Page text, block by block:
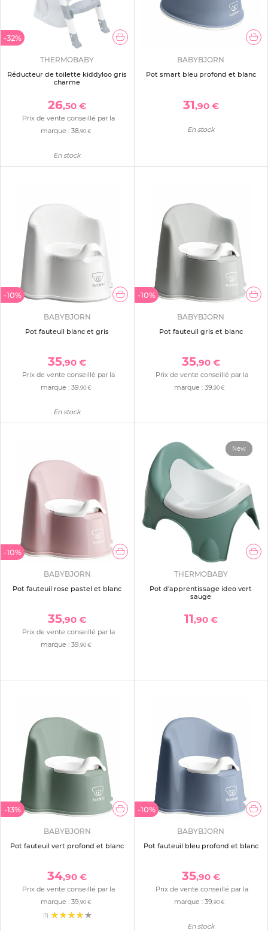
-32%
THERMOBABY
Réducteur de toilette kiddyloo gris
charme
26,50 €
Prix de vente conseillé par la
marque : 38,90 €
En stock
BABYBJORN
Pot smart bleu profond et blanc
31,90 €
En stock
-10%
BABYBJORN
Pot fauteuil blanc et gris
35,90 €
Prix de vente conseillé par la
marque : 39,90 €
En stock
-10%
BABYBJORN
Pot fauteuil gris et blanc
35,90 €
Prix de vente conseillé par la
marque :39,90 €
-10%
BABYBJORN
Pot fauteuil rose pastel et blanc
35,90 €
Prix de vente conseillé par la
marque : 39,90 €
New
THERMOBABY
Pot d'apprentissage ideo vert
sauge
11,90 €
-13%
BABYBJORN
Pot fauteuil vert profond et blanc
34,90 €
Prix de vente conseillé par la
marque : 39,90 €
(1)
-10%
BABYBJORN
Pot fauteuil bleu profond et blanc
35,90 €
Prix de vente conseillé par la
marque :39,90 €
En stock